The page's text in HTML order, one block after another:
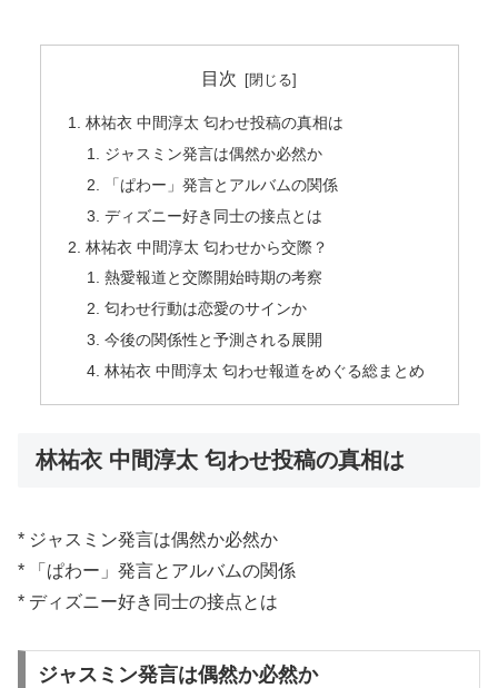
目次
林祐衣 中間淳太 匂わせ投稿の真相は
ジャスミン発言は偶然か必然か
「ぱわー」発言とアルバムの関係
ディズニー好き同士の接点とは
林祐衣 中間淳太 匂わせから交際？
熱愛報道と交際開始時期の考察
匂わせ行動は恋愛のサインか
今後の関係性と予測される展開
林祐衣 中間淳太 匂わせ報道をめぐる総まとめ
林祐衣 中間淳太 匂わせ投稿の真相は
* ジャスミン発言は偶然か必然か
* 「ぱわー」発言とアルバムの関係
* ディズニー好き同士の接点とは
ジャスミン発言は偶然か必然か